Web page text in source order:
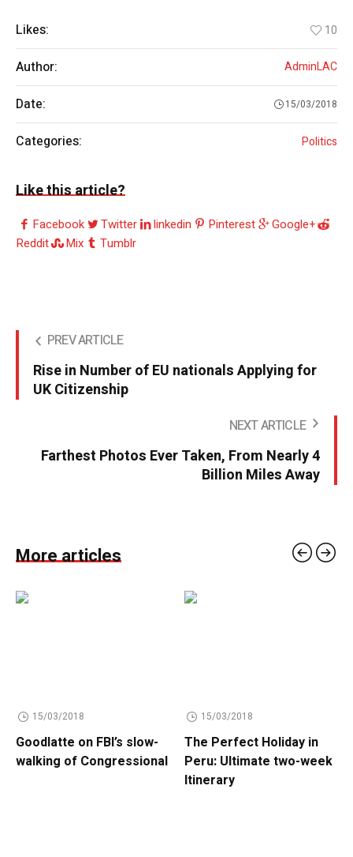
Likes: 10
Author: AdminLAC
Date: 15/03/2018
Categories: Politics
Like this article?
Facebook Twitter linkedin Pinterest
Google+
Reddit
Mix Tumblr
PREV ARTICLE
Rise in Number of EU nationals Applying for
UK Citizenship
NEXT ARTICLE
Farthest Photos Ever Taken, From Nearly 4
Billion Miles Away
More articles
15/03/2018
Goodlatte on FBI’s slow-
walking of Congressional
15/03/2018
The Perfect Holiday in
Peru: Ultimate two-week
Itinerary